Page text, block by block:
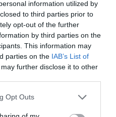
information utilized by
to third parties prior to
opt-out of the further
by third parties on the
This information may
parties on the IAB’s List of
further disclose it to other
Opt Outs